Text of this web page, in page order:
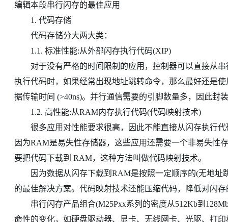
编辑本段串行闪存的最佳应用
1. 代码存储
代码存储分大两大类：
1.1. 标准性能:从外部闪存执行代码(XIP)
对于没有严格的时间限制的应用，控制器可以直接从串
执行代码时，如果经常出现地址跳转命令，那么最好还是
据传输时间 (>40ns)。并行通信需要的引脚数量多，因此封
1.2. 高性能:从RAM内存执行代码(代码映射技术)
很多应用对性能要求很高，因此不能直接从闪存执行代
因为RAM是易失性存储器，这些应用还需要一个非易失性
要把代码下载到 RAM，这种方法叫做代码映射技术。
因为数据从闪存下载到RAM是按照一定顺序的(无地址
的最佳解决方案。代码映射技术还能压缩代码，降低对闪
串行闪存产品组合(M25Pxx系列的密度从512Kb到
命性的变化，如硬盘驱动器、显卡、无线网卡、光驱、打